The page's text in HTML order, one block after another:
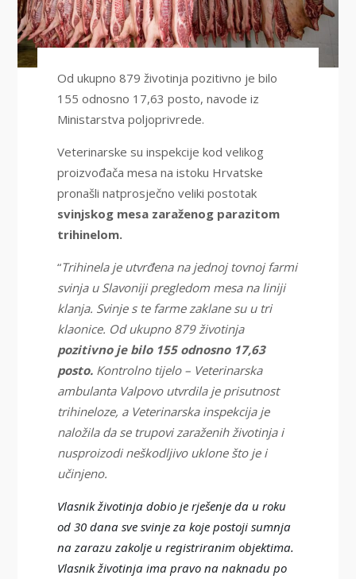
Od ukupno 879 životinja pozitivno je bilo
155 odnosno 17,63 posto, navode iz
Ministarstva poljoprivrede.
Veterinarske su inspekcije kod velikog
proizvođača mesa na istoku Hrvatske
pronašli natprosječno veliki postotak
svinjskog mesa zaraženog parazitom
trihinelom.
“Trihinela je utvrđena na jednoj tovnoj farmi
svinja u Slavoniji pregledom mesa na liniji
klanja. Svinje s te farme zaklane su u tri
klaonice. Od ukupno 879 životinja
pozitivno je bilo 155 odnosno 17,63
posto.Kontrolno tijelo – Veterinarska
ambulanta Valpovo utvrdila je prisutnost
trihineloze, a Veterinarska inspekcija je
naložila da se trupovi zaraženih životinja i
nusproizodi neškodljivo uklone što je i
učinjeno.
Vlasnik životinja dobio je rješenje da u roku
od 30 dana sve svinje za koje postoji sumnja
na zarazu zakolje u registriranim objektima.
Vlasnik životinja ima pravo na naknadu po